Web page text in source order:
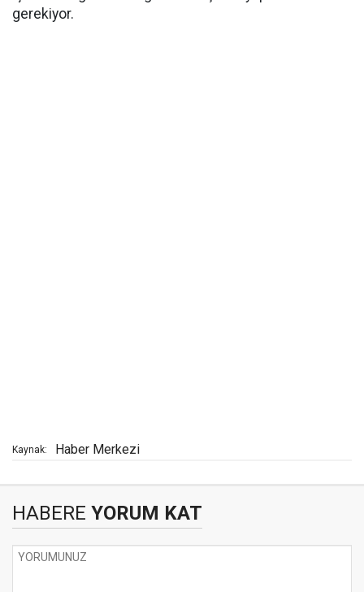
gerekiyor.
Kaynak: Haber Merkezi
HABERE YORUM KAT